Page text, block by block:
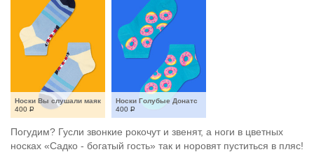
Носки Вы слушали маяк
400 Р
Носки Голубые Донатс
400 Р
Погудим? Гусли звонкие рокочут и звенят, а ноги в цветных
носках «Садко - богатый гость» так и норовят пуститься в пляс!